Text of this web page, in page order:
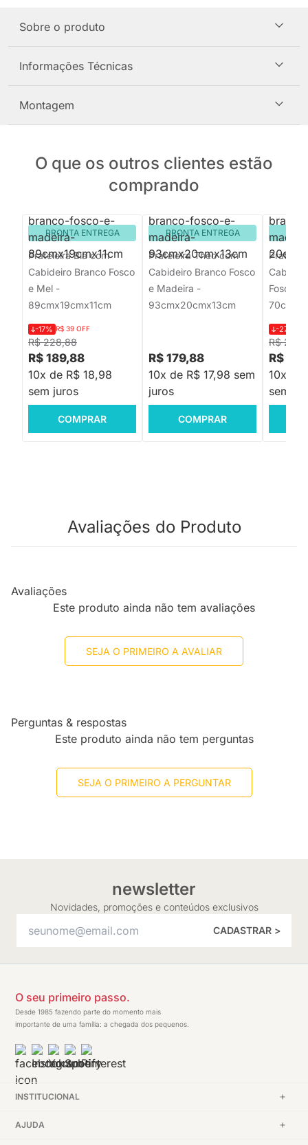
Sobre o produto
Informações Técnicas
Montagem
O que os outros clientes estão
comprando
PRONTA ENTREGA
Prateleira Bia com
Cabideiro Branco Fosco
e Mel -
89cmx19cmx11cm
R$ 228,88
-17% R$ 39 OFF
R$ 189,88
10x de R$ 18,98
sem juros
COMPRAR
PRONTA ENTREGA
Prateleira Theo com
Cabideiro Branco Fosco
e Madeira -
93cmx20cmx13cm
R$ 179,88
10x de R$ 17,98 sem
juros
COMPRAR
Fosco e
R$
-27%
R$
10x de
sem
Avaliações do Produto
Avaliações
Este produto ainda não tem avaliações
SEJA O PRIMEIRO A AVALIAR
Perguntas & respostas
Este produto ainda não tem perguntas
SEJA O PRIMEIRO A PERGUNTAR
newsletter
Novidades, promoções e conteúdos exclusivos
CADASTRAR >
O seu primeiro passo.
Desde 1985 fazendo parte do momento mais
importante de uma família: a chegada dos pequenos.
INSTITUCIONAL
AJUDA